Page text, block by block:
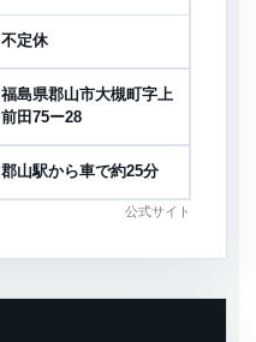
不定休
福島県郡山市大槻町字上
前田75ー28
郡山駅から車で約25分
公式サイト